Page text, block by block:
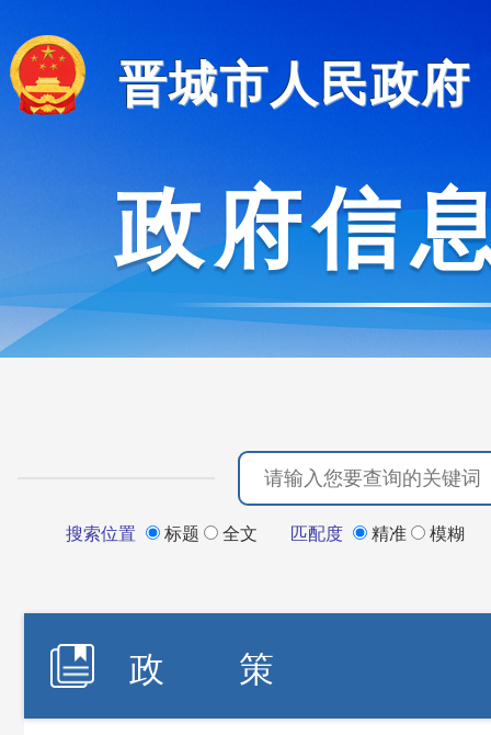
晋城市人民政府
政府信
搜索位置 标题 全文 匹配度 精准 模糊
政 策